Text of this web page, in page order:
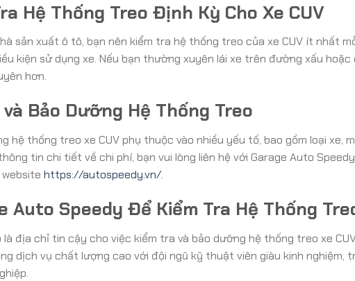
Hệ Thống Treo Định Kỳ Cho Xe CUV
sản xuất ô tô, bạn nên kiểm tra hệ thống treo của xe CUV ít nhất
kiện sử dụng xe. Nếu bạn thường xuyên lái xe trên đường xấu hoặc
hơn.
Bảo Dưỡng Hệ Thống Treo
hệ thống treo xe CUV phụ thuộc vào nhiều yếu tố, bao gồm loại xe,
tin chi tiết về chi phí, bạn vui lòng liên hệ với Garage Auto
https://autospeedy.vn/.
Auto Speedy Để Kiểm Tra Hệ Thống
địa chỉ tin cậy cho việc kiểm tra và bảo dưỡng hệ thống treo xe
dịch vụ chất lượng cao với đội ngũ kỹ thuật viên giàu kinh nghiệm,